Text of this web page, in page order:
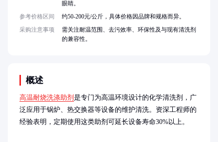
概述
高温耐烧洗涤助剂 是专门为高温环境设计的化学清洗剂，广
泛应用于锅炉、热交换器等设备的维护清洗。资深工程师的
经验表明，定期使用这类助剂可延长设备寿命30%以上。
眼睛。
参考价格区间
约50-200元/公斤，具体价格因品牌和规格而异。
采购注意事项
需关注耐温范围、去污效率、环保性及与现有清洗剂
的兼容性。